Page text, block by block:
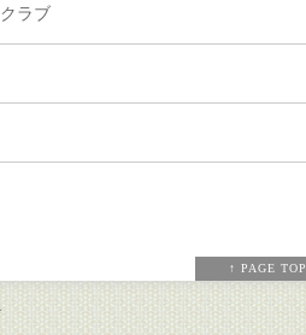
ラブ
↑ PAGE TOP